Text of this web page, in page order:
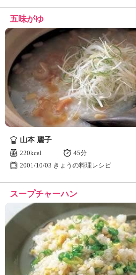
五味がゆ
山本 麗子
220kcal
45分
2001/10/03 きょうの料理レシピ
スープチャーハン